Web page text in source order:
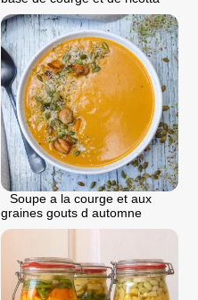
Soupe a la courge et aux
graines gouts d automne